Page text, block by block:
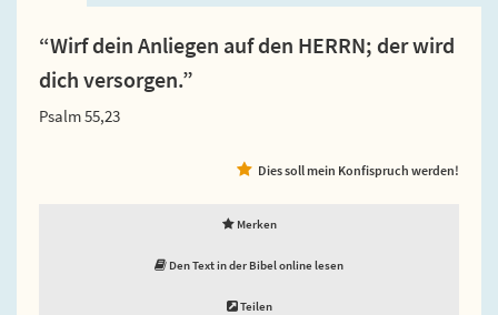
“Wirf dein Anliegen auf den HERRN; der wird
dich versorgen.”
Psalm 55,23
Dies soll mein Konfispruch werden!
Merken
Den Text in der Bibel online lesen
Teilen